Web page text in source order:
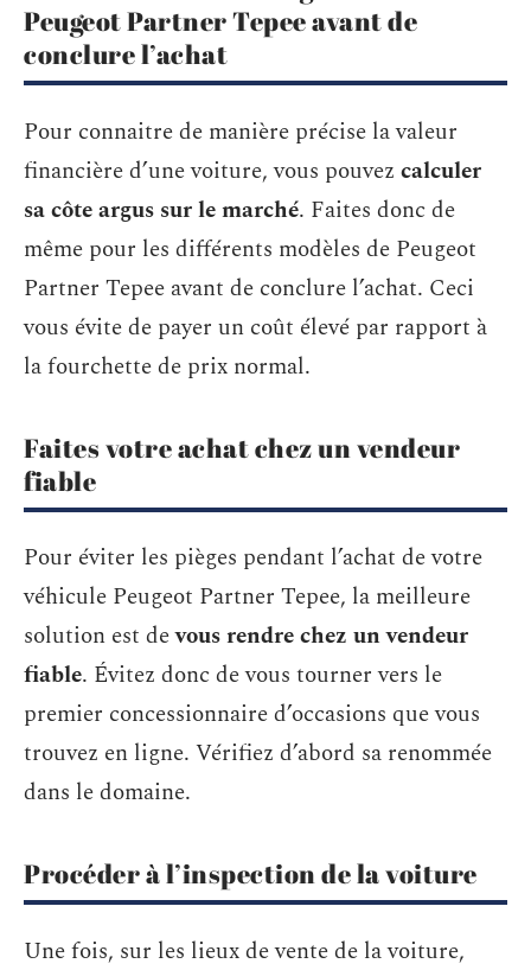
Peugeot Partner Tepee avant de
conclure l’achat
Pour connaitre de manière précise la valeur
financière d’une voiture, vous pouvez calculer
sa côte argus sur le marché. Faites donc de
même pour les différents modèles de Peugeot
Partner Tepee avant de conclure l’achat. Ceci
vous évite de payer un coût élevé par rapport à
la fourchette de prix normal.
Faites votre achat chez un vendeur
fiable
Pour éviter les pièges pendant l’achat de votre
véhicule Peugeot Partner Tepee, la meilleure
solution est devous rendre chez un vendeur
fiable. Évitez donc de vous tourner vers le
premier concessionnaire d’occasions que vous
trouvez en ligne. Vérifiez d’abord sa renommée
dans le domaine.
Procéder à l’inspection de la voiture
Une fois, sur les lieux de vente de la voiture,